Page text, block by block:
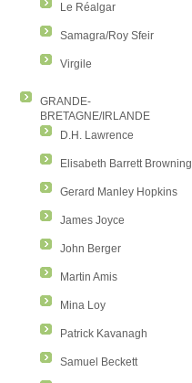
Le Réalgar
Samagra/Roy Sfeir
Virgile
GRANDE-
BRETAGNE/IRLANDE
D.H. Lawrence
Elisabeth Barrett Browning
Gerard Manley Hopkins
James Joyce
John Berger
Martin Amis
Mina Loy
Patrick Kavanagh
Samuel Beckett